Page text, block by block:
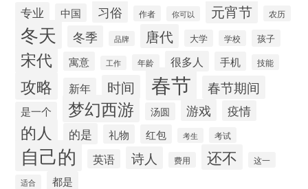
专业 中国 习俗 作者 你可以 元宵节 农历
冬天 冬季 品牌 唐代 大学 学校 孩子
宋代 寓意 工作 年龄 很多人 手机 技能
攻略 新年 时间 春节 春节期间
是一个 梦幻西游 汤圆 游戏 疫情
的人 的是 礼物 红包 考生 考试
自己的 英语 诗人 费用 还不 这一
适合 都是